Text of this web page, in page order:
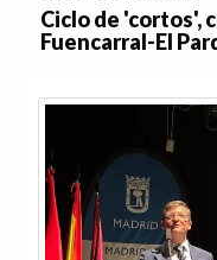
Ciclo de 'cortos',
Fuencarral-El